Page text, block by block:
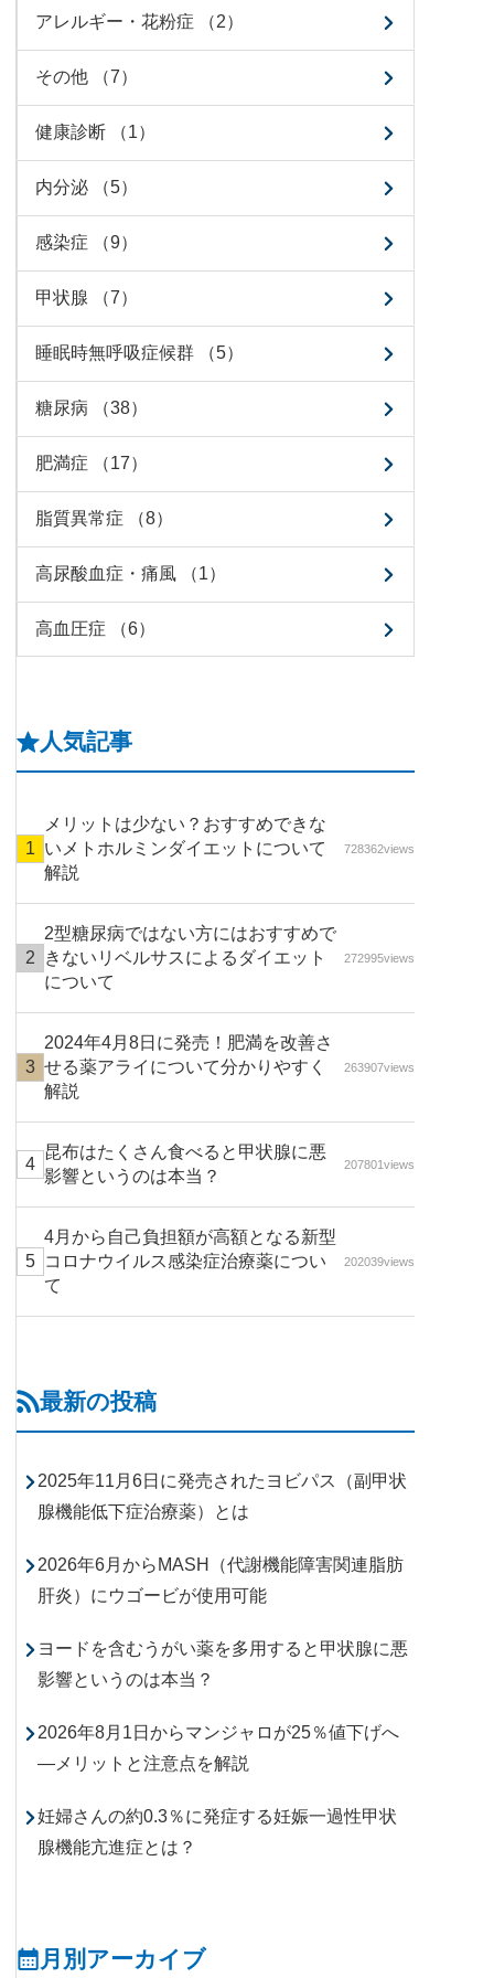
アレルギー・花粉症 （2）
その他 （7）
健康診断 （1）
内分泌 （5）
感染症 （9）
甲状腺 （7）
睡眠時無呼吸症候群 （5）
糖尿病 （38）
肥満症 （17）
脂質異常症 （8）
高尿酸血症・痛風 （1）
高血圧症 （6）
人気記事
メリットは少ない？おすすめできな
いメトホルミンダイエットについて
解説
728362views
2型糖尿病ではない方にはおすすめで
きないリベルサスによるダイエット
について
272995views
2024年4月8日に発売！肥満を改善さ
せる薬アライについて分かりやすく
解説
263907views
昆布はたくさん食べると甲状腺に悪
影響というのは本当？
207801views
4月から自己負担額が高額となる新型
コロナウイルス感染症治療薬につい
て
202039views
最新の投稿
2025年11月6日に発売されたヨビパス（副甲状
腺機能低下症治療薬）とは
2026年6月からMASH（代謝機能障害関連脂肪
肝炎）にウゴービが使用可能
ヨードを含むうがい薬を多用すると甲状腺に悪
影響というのは本当？
2026年8月1日からマンジャロが25％値下げへ
―メリットと注意点を解説
妊婦さんの約0.3％に発症する妊娠一過性甲状
腺機能亢進症とは？
月別アーカイブ